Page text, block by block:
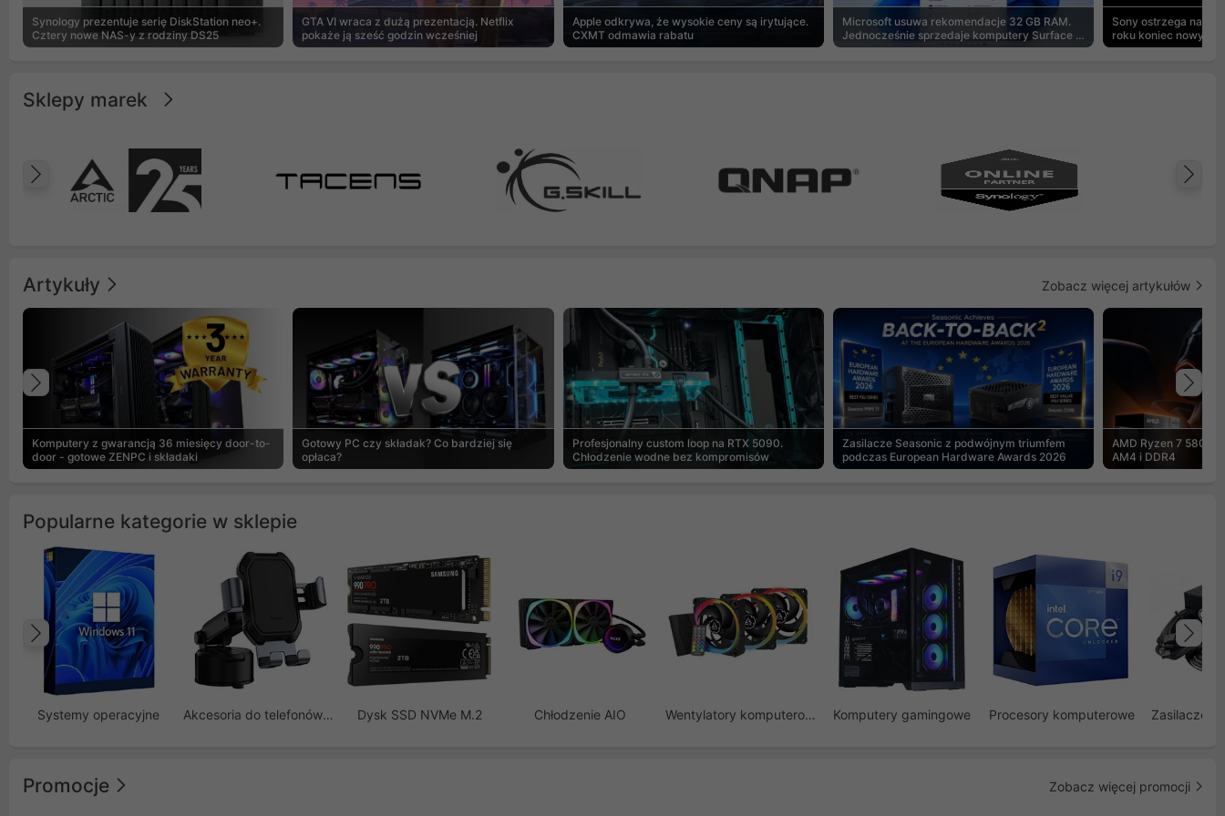
Synology prezentuje serię DiskStation neo+.
Cztery nowe NAS-y z rodziny DS25
GTA VI wraca z dużą prezentacją. Netflix
pokaże ją sześć godzin wcześniej
Apple odkrywa, że wysokie ceny są irytujące.
CXMT odmawia rabatu
Microsoft usuwa rekomendacje 32 GB RAM.
Jednocześnie sprzedaje komputery Surface z
8 GB
Sony ostrzega na
roku koniec nowych
Sklepy marek
Poprzedni
Artykuły Zobacz więcej artykułów
Komputery z gwarancją 36 miesięcy door-to-
door - gotowe ZENPC i składaki
Gotowy PC czy składak? Co bardziej się
opłaca?
Profesjonalny custom loop na RTX 5090.
Chłodzenie wodne bez kompromisów
Zasilacze Seasonic z podwójnym triumfem
podczas European Hardware Awards 2026
AMD Ryzen 7
AM4 i DDR4
Poprzedni
Popularne kategorie w sklepie
Systemy operacyjne Akcesoria do telefonów GSM Dysk SSD NVMe M.2 Chłodzenie AIO Wentylatory komputerowe Komputery gamingowe Procesory komputerowe Zasilacze
Poprzedni
Promocje Zobacz więcej promocji